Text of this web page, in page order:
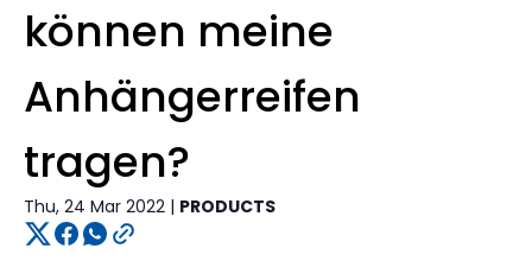
können meine
Anhängerreifen
tragen?
Thu, 24 Mar 2022 | PRODUCTS